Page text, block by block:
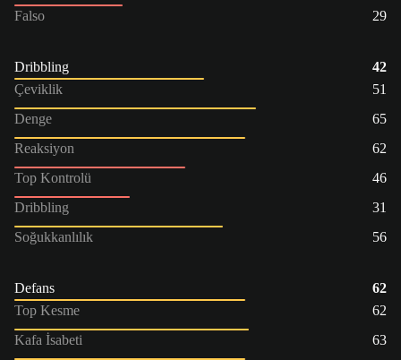
Falso
29
Dribbling
42
Çeviklik
51
Denge
65
Reaksiyon
62
Top Kontrolü
46
Dribbling
31
Soğukkanlılık
56
Defans
62
Top Kesme
62
Kafa İsabeti
63